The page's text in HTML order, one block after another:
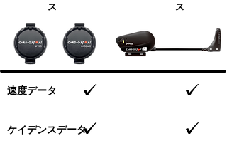
ス
ス
速度データ
ケイデンスデータ